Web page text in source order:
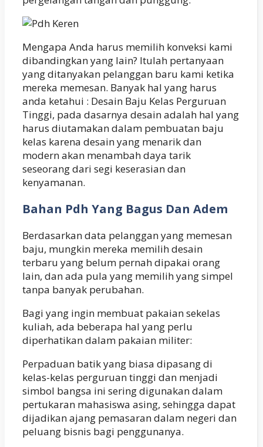
Mengapa Anda harus memilih konveksi kami
dibandingkan yang lain? Itulah pertanyaan
yang ditanyakan pelanggan baru kami ketika
mereka memesan. Banyak hal yang harus
anda ketahui : Desain Baju Kelas Perguruan
Tinggi, pada dasarnya desain adalah hal yang
harus diutamakan dalam pembuatan baju
kelas karena desain yang menarik dan
modern akan menambah daya tarik
seseorang dari segi keserasian dan
kenyamanan.
Bahan Pdh Yang Bagus Dan Adem
Berdasarkan data pelanggan yang memesan
baju, mungkin mereka memilih desain
terbaru yang belum pernah dipakai orang
lain, dan ada pula yang memilih yang simpel
tanpa banyak perubahan.
Bagi yang ingin membuat pakaian sekelas
kuliah, ada beberapa hal yang perlu
diperhatikan dalam pakaian militer:
Perpaduan batik yang biasa dipasang di
kelas-kelas perguruan tinggi dan menjadi
simbol bangsa ini sering digunakan dalam
pertukaran mahasiswa asing, sehingga dapat
dijadikan ajang pemasaran dalam negeri dan
peluang bisnis bagi penggunanya.